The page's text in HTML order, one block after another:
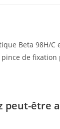
Beta 98H/
de
peut-être